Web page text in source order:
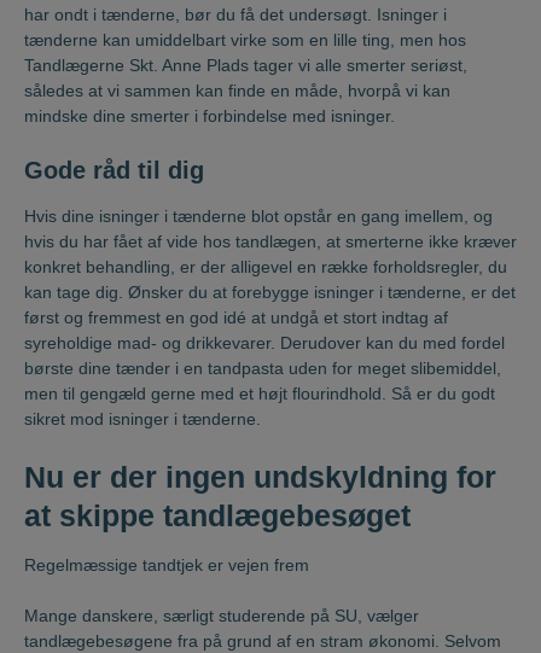
har ondt i tænderne, bør du få det undersøgt. Isninger i
tænderne kan umiddelbart virke som en lille ting, men hos
Tandlægerne Skt. Anne Plads tager vi alle smerter seriøst,
således at vi sammen kan finde en måde, hvorpå vi kan
mindske dine smerter i forbindelse med isninger.
Gode råd til dig
Hvis dine isninger i tænderne blot opstår en gang imellem, og
hvis du har fået af vide hos tandlægen, at smerterne ikke kræver
konkret behandling, er der alligevel en række forholdsregler, du
kan tage dig. Ønsker du at forebygge isninger i tænderne, er det
først og fremmest en god idé at undgå et stort indtag af
syreholdige mad- og drikkevarer. Derudover kan du med fordel
børste dine tænder i en tandpasta uden for meget slibemiddel,
men til gengæld gerne med et højt flourindhold. Så er du godt
sikret mod isninger i tænderne.
Nu er der ingen undskyldning for
at skippe tandlægebesøget
Regelmæssige tandtjek er vejen frem
Mange danskere, særligt studerende på SU, vælger
tandlægebesøgene fra på grund af en stram økonomi. Selvom